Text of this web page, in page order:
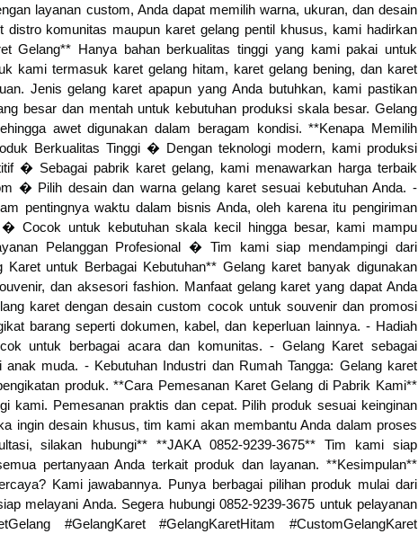
layanan custom, Anda dapat memilih warna, ukuran, dan desain
komunitas maupun karet gelang pentil khusus, kami hadirkan
Gelang** Hanya bahan berkualitas tinggi yang kami pakai untuk
kami termasuk karet gelang hitam, karet gelang bening, dan karet
Jenis gelang karet apapun yang Anda butuhkan, kami pastikan
besar dan mentah untuk kebutuhan produksi skala besar. Gelang
awet digunakan dalam beragam kondisi. **Kenapa Memilih
Berkualitas Tinggi � Dengan teknologi modern, kami produksi
� Sebagai pabrik karet gelang, kami menawarkan harga terbaik
� Pilih desain dan warna gelang karet sesuai kebutuhan Anda. -
pentingnya waktu dalam bisnis Anda, oleh karena itu pengiriman
Cocok untuk kebutuhan skala kecil hingga besar, kami mampu
Pelanggan Profesional � Tim kami siap mendampingi dari
untuk Berbagai Kebutuhan** Gelang karet banyak digunakan
dan aksesori fashion. Manfaat gelang karet yang dapat Anda
karet dengan desain custom cocok untuk souvenir dan promosi
barang seperti dokumen, kabel, dan keperluan lainnya. - Hadiah
untuk berbagai acara dan komunitas. - Gelang Karet sebagai
muda. - Kebutuhan Industri dan Rumah Tangga: Gelang karet
produk. **Cara Pemesanan Karet Gelang di Pabrik Kami**
kami. Pemesanan praktis dan cepat. Pilih produk sesuai keinginan
ingin desain khusus, tim kami akan membantu Anda dalam proses
silakan hubungi** **JAKA 0852-9239-3675** Tim kami siap
pertanyaan Anda terkait produk dan layanan. **Kesimpulan**
Kami jawabannya. Punya berbagai pilihan produk mulai dari
melayani Anda. Segera hubungi 0852-9239-3675 untuk pelayanan
#GelangKaret #GelangKaretHitam #CustomGelangKaret